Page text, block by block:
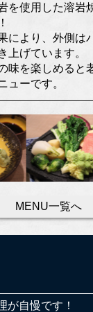
を使用した溶岩
により、外側は
上げています。
味を楽しめると
ューです。
MENU一覧へ
が自慢です！